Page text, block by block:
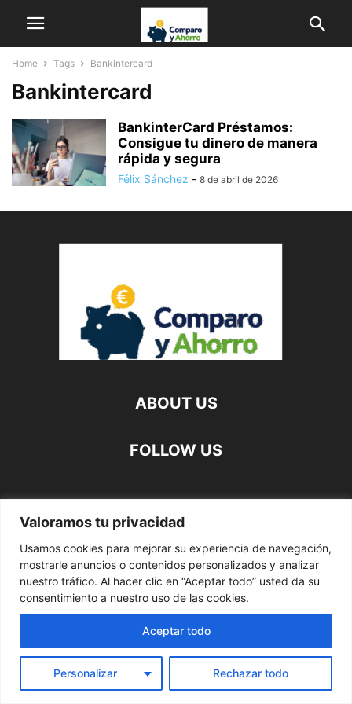
Valoramos tu privacidad
Usamos cookies para mejorar su experiencia de navegación,
mostrarle anuncios o contenidos personalizados y analizar
nuestro tráfico. Al hacer clic en “Aceptar todo” usted da su
consentimiento a nuestro uso de las cookies.
Personalizar Rechazar todo
Aceptar todo
Home Tags Bankintercard
Bankintercard
BankinterCard Préstamos:
Consigue tu dinero de manera
rápida y segura
Félix Sánchez - 8 de abril de 2026
ABOUT US
FOLLOW US
©